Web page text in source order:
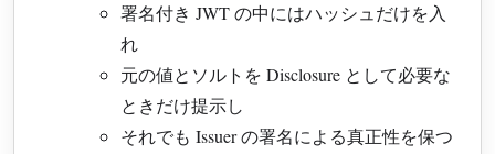
署名付き JWT の中にはハッシュだけを入
れ
元の値とソルトを Disclosure として必要な
ときだけ提示し
それでも Issuer の署名による真正性を保つ